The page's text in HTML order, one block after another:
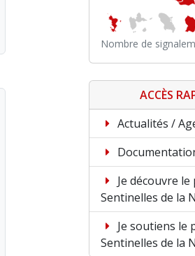
Nombre de
ACCÈS
Actualités /
Je découvre
Sentinelles de la
Je soutiens le
Sentinelles de la